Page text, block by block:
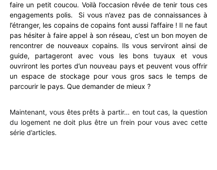
faire un petit coucou. Voilà l’occasion rêvée de tenir tous ces
engagements polis. Si vous n’avez pas de connaissances à
l’étranger, les copains de copains font aussi l’affaire ! Il ne faut
pas hésiter à faire appel à son réseau, c’est un bon moyen de
rencontrer de nouveaux copains. Ils vous serviront ainsi de
guide, partageront avec vous les bons tuyaux et vous
ouvriront les portes d’un nouveau pays et peuvent vous offrir
un espace de stockage pour vous gros sacs le temps de
parcourir le pays. Que demander de mieux ?
Maintenant, vous êtes prêts à partir… en tout cas, la question
du logement ne doit plus être un frein pour vous avec cette
série d’articles.